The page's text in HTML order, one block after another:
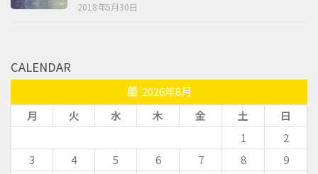
2018年5月30日
CALENDAR
2026年8月
月
火 水 木 金 土
日
1
2
3
4 5 6 7 8 9